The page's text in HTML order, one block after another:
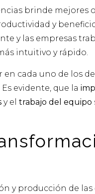
brinde mejores
y
y las empresas
intuitivo y rápido.
cada uno de los
evidente, que la
y el trabajo del equipo
y producción de